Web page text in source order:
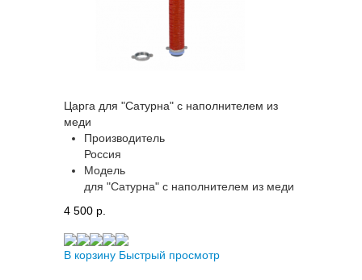
Царга для "Сатурна" с наполнителем из
меди
Производитель
Россия
Модель
для "Сатурна" с наполнителем из меди
4 500 p.
В корзину Быстрый просмотр